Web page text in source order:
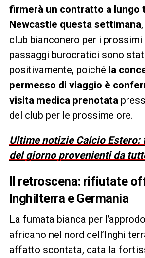
firmerà un contratto a lungo
Newcastle questa settimana
club bianconero per i prossimi
passaggi burocratici sono
positivamente, poiché la
permesso di viaggio è
visita medica prenotata
del club per le prossime ore.
Ultime notizie Calcio Estero:
del giorno provenienti da
Il retroscena: rifiutate
Inghilterra e Germania
La fumata bianca per
africano nel nord
affatto scontata, data la